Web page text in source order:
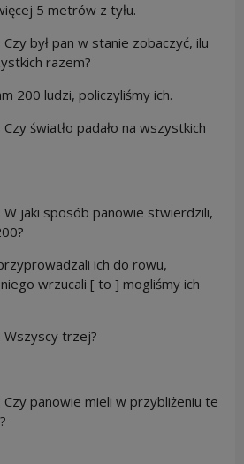
5 metrów z tyłu.
był pan w stanie zobaczyć, ilu
razem?
200 ludzi, policzyliśmy ich.
światło padało na wszystkich
W jaki sposób panowie stwierdzili,
ich do rowu,
wrzucali [ to ] mogliśmy ich
Wszyscy trzej?
Czy panowie mieli w przybliżeniu te